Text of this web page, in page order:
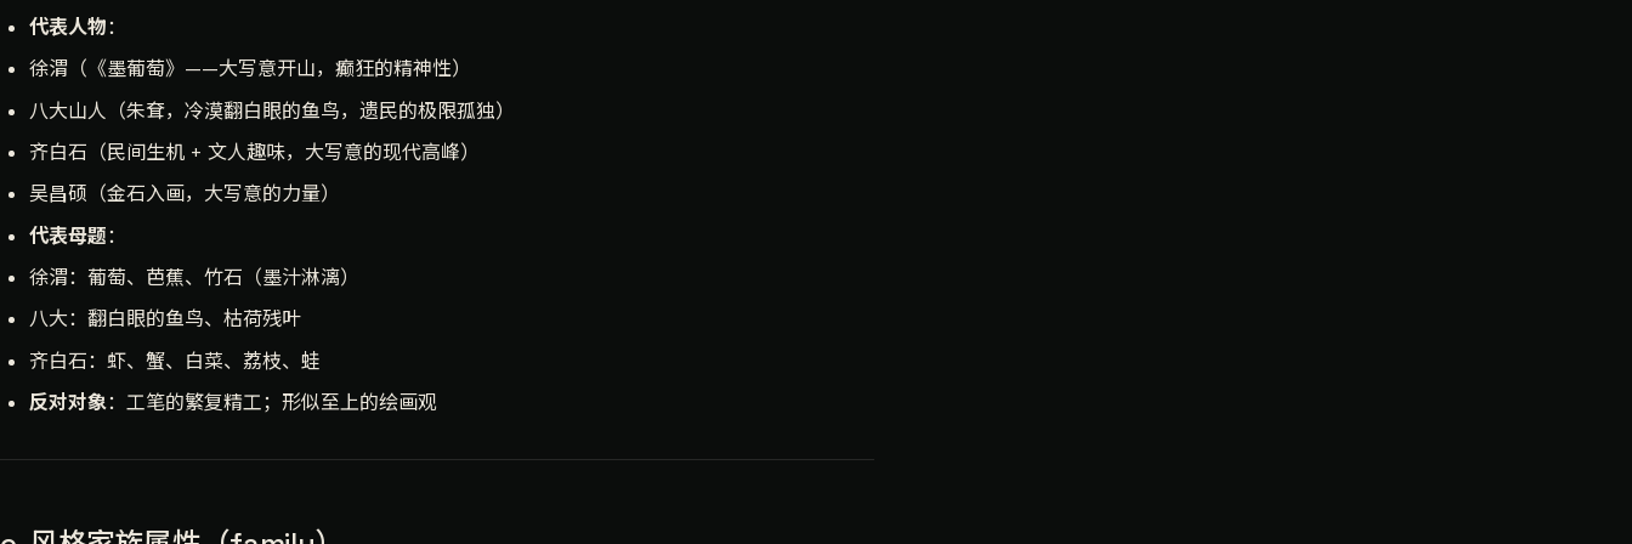
代表人物：
徐渭（《墨葡萄》——大写意开山，癫狂的精神性）
八大山人（朱耷，冷漠翻白眼的鱼鸟，遗民的极限孤独）
齐白石（民间生机 + 文人趣味，大写意的现代高峰）
吴昌硕（金石入画，大写意的力量）
代表母题：
徐渭：葡萄、芭蕉、竹石（墨汁淋漓）
八大：翻白眼的鱼鸟、枯荷残叶
齐白石：虾、蟹、白菜、荔枝、蛙
反对对象：工笔的繁复精工；形似至上的绘画观